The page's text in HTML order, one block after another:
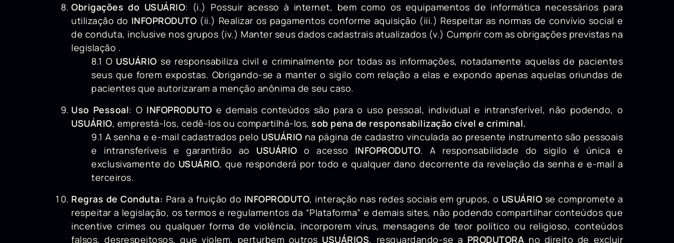
Obrigações do USUÁRIO: (i.) Possuir acesso à internet, bem como os equipamentos de informática necessários para
utilização do INFOPRODUTO (ii.) Realizar os pagamentos conforme aquisição (iii.) Respeitar as normas de convívio social e
de conduta, inclusive nos grupos (iv.) Manter seus dados cadastrais atualizados (v.) Cumprir com as obrigações previstas na
legislação .
8.1 O USUÁRIOse responsabiliza civil e criminalmente por todas as informações, notadamente aquelas de pacientes
seus que forem expostas. Obrigando-se a manter o sigilo com relação a elas e expondo apenas aquelas oriundas de
pacientes que autorizaram a menção anônima de seu caso.
Uso Pessoal: O INFOPRODUTO e demais conteúdos são para o uso pessoal, individual e intransferível, não podendo, o
USUÁRIO, emprestá-los, cedê-los ou compartilhá-los, sob pena de responsabilização cível e criminal.
9.1 A senha e e-mail cadastrados pelo USUÁRIO na página de cadastro vinculada ao presente instrumento são pessoais
e intransferíveis e garantirão ao USUÁRIO o acesso INFOPRODUTO. A responsabilidade do sigilo é única e
exclusivamente do USUÁRIO, que responderá por todo e qualquer dano decorrente da revelação da senha e e-mail a
terceiros.
Regras de Conduta: Para a fruição do INFOPRODUTO, interação nas redes sociais em grupos, o USUÁRIO se compromete a
respeitar a legislação, os termos e regulamentos da “Plataforma” e demais sites, não podendo compartilhar conteúdos que
incentive crimes ou qualquer forma de violência, incorporem vírus, mensagens de teor político ou religioso, conteúdos
falsos, desrespeitosos, que violem, perturbem outros USUÁRIOS, resguardando-se a PRODUTORA no direito de excluir